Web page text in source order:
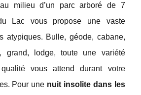
milieu d’un parc arboré de 7
Lac vous propose une vaste
atypiques. Bulle, géode, cabane,
grand, lodge, toute une variété
qualité vous attend durant votre
Pour une nuit insolite dans les